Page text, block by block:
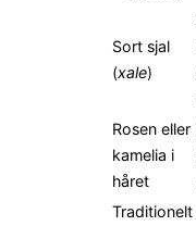
Sort sjal
(xale)
Rosen eller
kamelia i
håret
Traditionelt